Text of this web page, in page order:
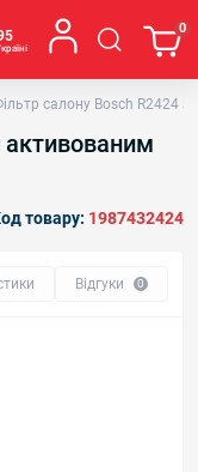
0
салону Bosch R2424
активованим
товару: 1987432424
Відгуки 0